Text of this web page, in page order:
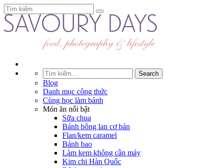
Blog
Danh mục công thức
Cùng học làm bánh
Món ăn nổi bật
Sữa chua
Bánh bông lan cơ bản
Flan/kem caramel
Bánh bao
Làm kem không cần máy
Kim chi Hàn Quốc